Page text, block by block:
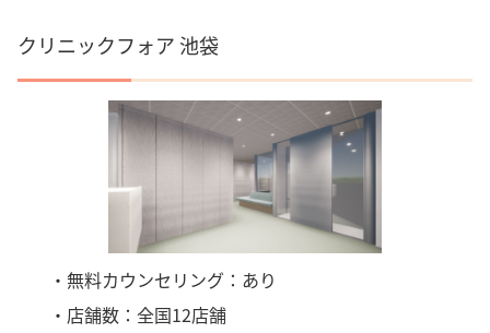
クリニックフォア 池袋
・無料カウンセリング：あり
・店舗数：全国12店舗